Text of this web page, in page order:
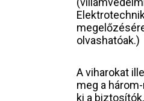
olvashatóak.)
A viharokat
meg a
ki a